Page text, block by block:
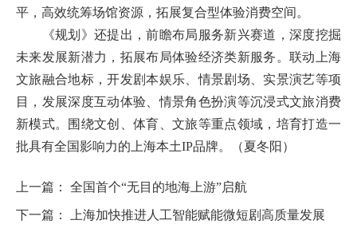
平，高效统筹场馆资源，拓展复合型体验消费空间。
《规划》还提出，前瞻布局服务新兴赛道，深度挖掘
未来发展新潜力，拓展布局体验经济类新服务。联动上海
文旅融合地标，开发剧本娱乐、情景剧场、实景演艺等项
目，发展深度互动体验、情景角色扮演等沉浸式文旅消费
新模式。围绕文创、体育、文旅等重点领域，培育打造一
批具有全国影响力的上海本土IP品牌。（夏冬阳）
上一篇： 全国首个“无目的地海上游”启航
下一篇： 上海加快推进人工智能赋能微短剧高质量发展